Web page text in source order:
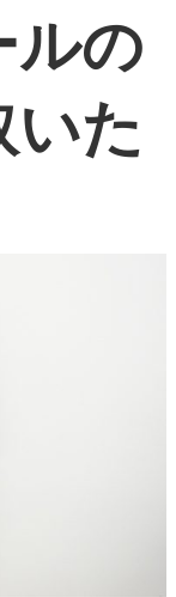
は除く）
ルの
いた